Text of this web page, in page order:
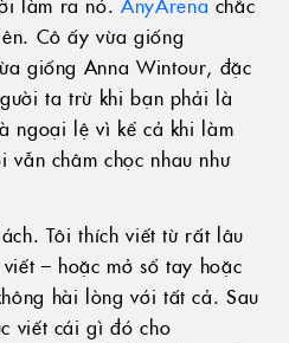
Cô ấy vừa giống
giống Anna Wintour, đặc
ta trừ khi bạn phải là
ngoại lệ vì kể cả khi làm
vẫn châm chọc nhau như
Tôi thích viết từ rất lâu
– hoặc mở sổ tay hoặc
hài lòng với tất cả. Sau
viết cái gì đó cho